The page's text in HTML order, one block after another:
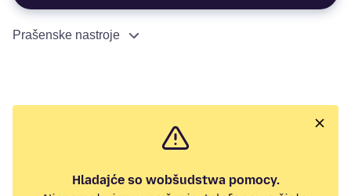
Prašenske nastroje
Hladajće so wobšudstwa pomocy.